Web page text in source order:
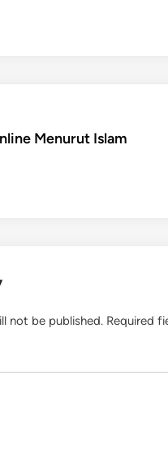
Menurut Islam
not be published. Required